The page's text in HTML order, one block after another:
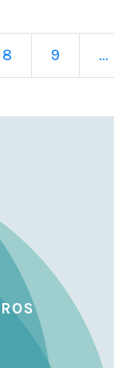
8 9 ...